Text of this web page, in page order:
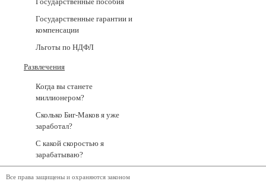
Государственные гарантии и
компенсации
Льготы по НДФЛ
Развлечения
Когда вы станете
миллионером?
Сколько Биг-Маков я уже
заработал?
С какой скоростью я
зарабатываю?
Все права защищены и охраняются законом